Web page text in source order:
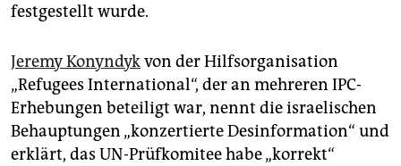
festgestellt wurde.
Jeremy Konyndykvon der Hilfsorganisation
„Refugees International“, der an mehreren IPC-
Erhebungen beteiligt war, nennt die israelischen
Behauptungen „konzertierte Desinformation“ und
erklärt, das UN-Prüfkomitee habe „korrekt“